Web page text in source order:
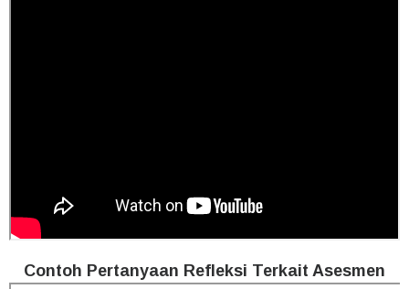
Contoh Pertanyaan Refleksi Terkait Asesmen